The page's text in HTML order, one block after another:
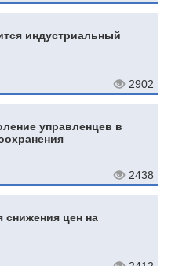
индустриальный
2902
управленцев в
2438
цен на